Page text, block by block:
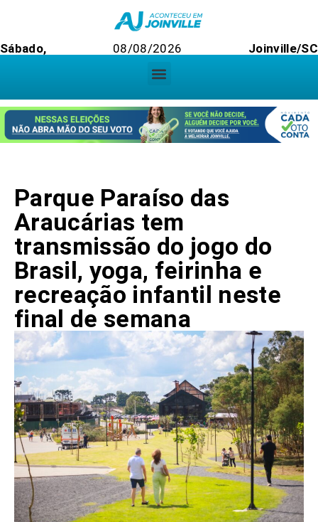
Sábado, 08/08/2026 Joinville/SC
Parque Paraíso das
Araucárias tem
transmissão do jogo do
Brasil, yoga, feirinha e
recreação infantil neste
final de semana